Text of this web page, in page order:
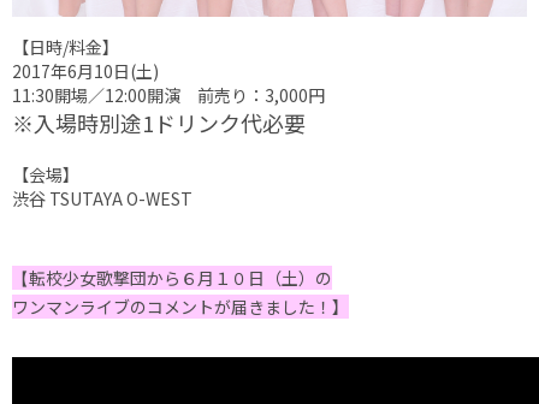
【日時/料金】
2017年6月10日(土)
11:30開場／12:00開演 前売り：3,000円
※入場時別途1ドリンク代必要
【会場】
渋谷 TSUTAYA O-WEST
【転校少女歌撃団から６月１０日（土）の
ワンマンライブのコメントが届きました！】